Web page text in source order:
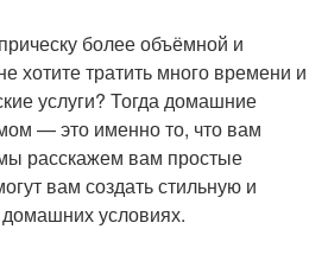
более объёмной и
хотите тратить много времени и
услуги? Тогда домашние
— это именно то, что вам
расскажем вам простые
вам создать стильную и
условиях.